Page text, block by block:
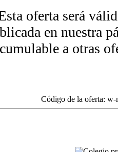
oferta será
en nuestra
a otras
Código de la oferta: